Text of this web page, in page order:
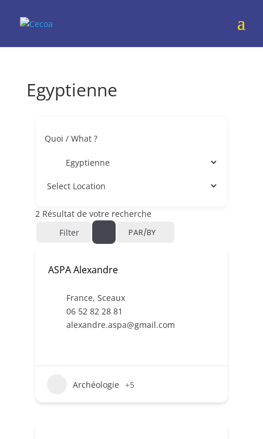
Egyptienne
Quoi / What ?
2Résultat de votre recherche
Filter
PAR/BY
ASPA Alexandre
France, Sceaux
06 52 82 28 81
alexandre.aspa@gmail.com
Archéologie +5